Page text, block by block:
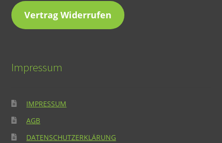
Vertrag Widerrufen
Impressum
IMPRESSUM
AGB
DATENSCHUTZERKLÄRUNG